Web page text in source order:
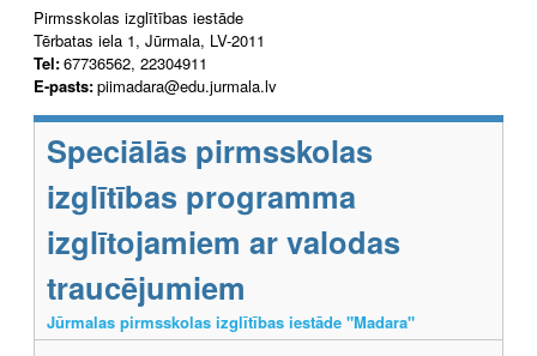
Pirmsskolas izglītības iestāde
Tērbatas iela 1, Jūrmala, LV-2011
Tel:67736562, 22304911
E-pasts:piimadara@edu.jurmala.lv
Speciālās pirmsskolas
izglītības programma
izglītojamiem ar valodas
traucējumiem
Jūrmalas pirmsskolas izglītības iestāde "Madara"